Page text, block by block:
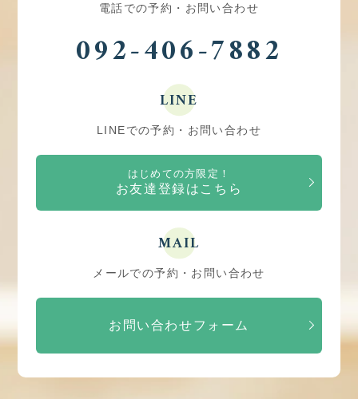
電話での予約・お問い合わせ
092-406-7882
LINE
LINEでの予約・お問い合わせ
はじめての方限定！
お友達登録はこちら
MAIL
メールでの予約・お問い合わせ
お問い合わせフォーム